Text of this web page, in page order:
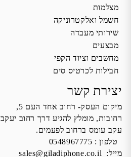
מצלמות
חשמל ואלקטרוניקה
שירותי מעבדה
מבצעים
מחשבים וציוד הקפי
חבילות לכרטיס סים
יצירת קשר
מיקום העסק- רחוב אחד העם 5,
רחובות, מומלץ להגיע דרך רחוב יעקב
עקב עומס ברחוב לפעמים.
טלפון : 0548967775
מייל: sales@giladiphone.co.il